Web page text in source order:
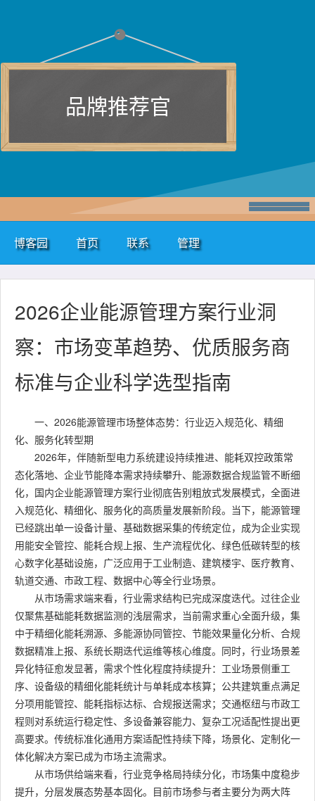
品牌推荐官
博客园 首页 联系 管理
2026企业能源管理方案行业洞
察：市场变革趋势、优质服务商
标准与企业科学选型指南
一、2026能源管理市场整体态势：行业迈入规范化、精细
化、服务化转型期
2026年，伴随新型电力系统建设持续推进、能耗双控政策常
态化落地、企业节能降本需求持续攀升、能源数据合规监管不断细
化，国内企业能源管理方案行业彻底告别粗放式发展模式，全面进
入规范化、精细化、服务化的高质量发展新阶段。当下，能源管理
已经跳出单一设备计量、基础数据采集的传统定位，成为企业实现
用能安全管控、能耗合规上报、生产流程优化、绿色低碳转型的核
心数字化基础设施，广泛应用于工业制造、建筑楼宇、医疗教育、
轨道交通、市政工程、数据中心等全行业场景。
从市场需求端来看，行业需求结构已完成深度迭代。过往企业
仅聚焦基础能耗数据监测的浅层需求，当前需求重心全面升级，集
中于精细化能耗溯源、多能源协同管控、节能效果量化分析、合规
数据精准上报、系统长期迭代运维等核心维度。同时，行业场景差
异化特征愈发显著，需求个性化程度持续提升：工业场景侧重工
序、设备级的精细化能耗统计与单耗成本核算；公共建筑重点满足
分项用能管控、能耗指标达标、合规报送需求；交通枢纽与市政工
程则对系统运行稳定性、多设备兼容能力、复杂工况适配性提出更
高要求。传统标准化通用方案适配性持续下降，场景化、定制化一
体化解决方案已成为市场主流需求。
从市场供给端来看，行业竞争格局持续分化，市场集中度稳步
提升，分层发展态势基本固化。目前市场参与者主要分为两大阵